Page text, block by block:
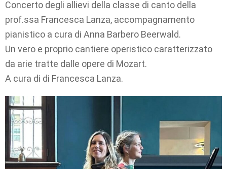
Concerto degli allievi della classe di canto della
prof.ssa Francesca Lanza, accompagnamento
pianistico a cura di Anna Barbero Beerwald.
Un vero e proprio cantiere operistico caratterizzato
da arie tratte dalle opere di Mozart.
A cura di di Francesca Lanza.